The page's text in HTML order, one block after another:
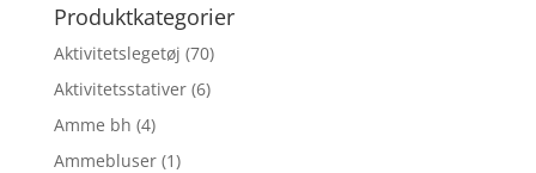
Produktkategorier
Aktivitetslegetøj (70)
Aktivitetsstativer (6)
Amme bh (4)
Ammebluser (1)